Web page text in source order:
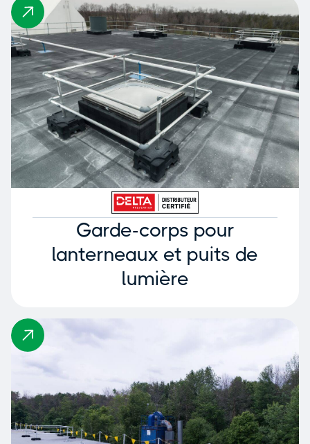
Garde-corps pour
lanterneaux et puits de
lumière